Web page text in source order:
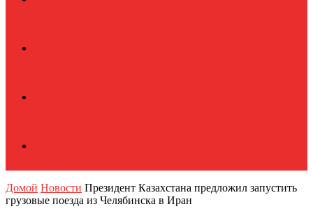
Домой Новости Президент Казахстана предложил запустить
грузовые поезда из Челябинска в Иран